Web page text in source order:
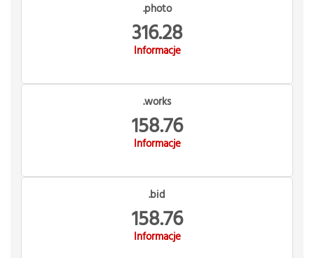
.photo
316.28
Informacje
.works
158.76
Informacje
.bid
158.76
Informacje